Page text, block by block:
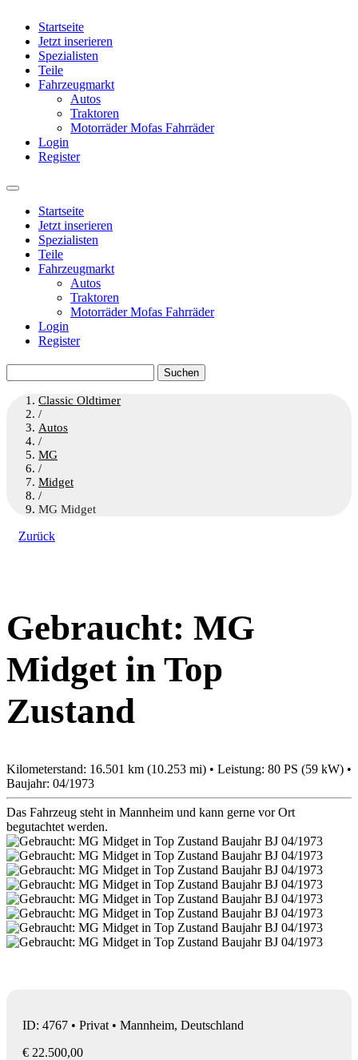
Startseite
Jetzt inserieren
Spezialisten
Teile
Fahrzeugmarkt
Autos
Traktoren
Motorräder Mofas Fahrräder
Login
Register
Startseite
Jetzt inserieren
Spezialisten
Teile
Fahrzeugmarkt
Autos
Traktoren
Motorräder Mofas Fahrräder
Login
Register
nach:
Classic Oldtimer
/
Autos
/
MG
/
Midget
/
MG Midget
Zurück
Gebraucht: MG
Midget in Top
Zustand
Kilometerstand: 16.501 km (10.253 mi) • Leistung: 80 PS (59 kW) •
Baujahr: 04/1973
Das Fahrzeug steht in Mannheim und kann gerne vor Ort
begutachtet werden.
ID: 4767 • Privat • Mannheim, Deutschland
€ 22.500,00